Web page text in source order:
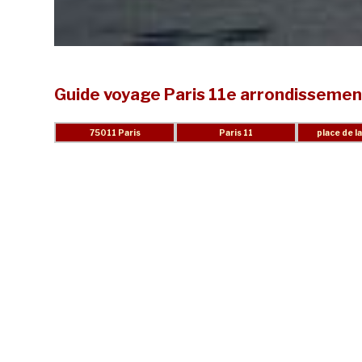
Guide voyage Paris 11e